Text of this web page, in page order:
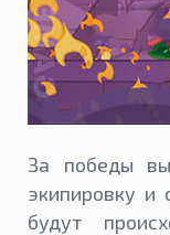
За победы
экипировку и
будут